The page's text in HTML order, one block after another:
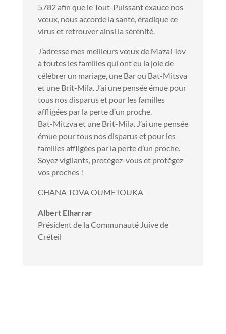
5782 afin que le Tout-Puissant exauce nos
vœux, nous accorde la santé, éradique ce
virus et retrouver ainsi la sérénité.
J’adresse mes meilleurs vœux de Mazal Tov
à toutes les familles qui ont eu la joie de
célébrer un mariage, une Bar ou Bat-Mitsva
et une Brit-Mila. J’ai une pensée émue pour
tous nos disparus et pour les familles
affligées par la perte d’un proche.
Bat-Mitzva et une Brit-Mila. J’ai une pensée
émue pour tous nos disparus et pour les
familles affligées par la perte d’un proche.
Soyez vigilants, protégez-vous et protégez
vos proches !
CHANA TOVA OUMETOUKA
Albert Elharrar
Président de la Communauté Juive de
Créteil